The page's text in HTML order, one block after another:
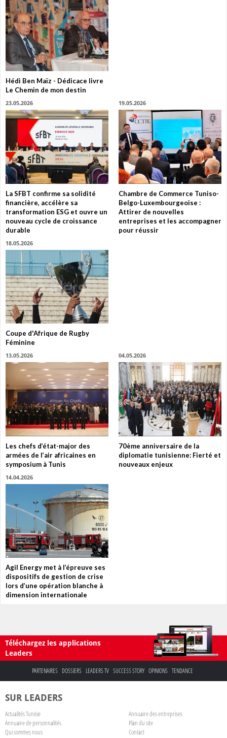
Hédi Ben Maïz - Dédicace livre
Le Chemin de mon destin
23.05.2026
La SFBT confirme sa solidité
financière, accélère sa
transformation ESG et ouvre un
nouveau cycle de croissance
durable
19.05.2026
Chambre de Commerce Tuniso-
Belgo-Luxembourgeoise :
Attirer de nouvelles
entreprises et les accompagner
pour réussir
18.05.2026
Coupe d'Afrique de Rugby
Féminine
13.05.2026
Les chefs d’état-major des
armées de l’air africaines en
symposium à Tunis
04.05.2026
70ème anniversaire de la
diplomatie tunisienne: Fierté et
nouveaux enjeux
14.04.2026
Agil Energy met à l’épreuve ses
dispositifs de gestion de crise
lors d’une opération blanche à
dimension internationale
Téléchargez les applications
Leaders
PARTENAIRES DOSSIERS LEADERS TV SUCCESS STORY OPINIONS TENDANCE
SUR LEADERS
Actualités Tunisie
Annuaire des entreprises
Annuaire de personnalités
Plan du site
Qui sommes nous
Contact